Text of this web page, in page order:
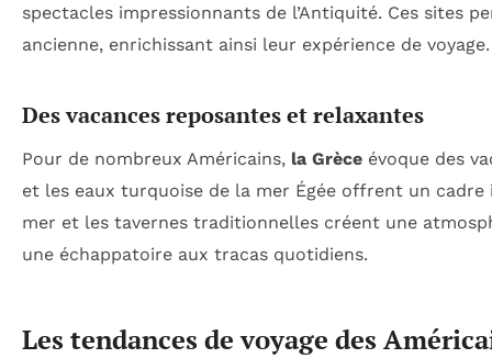
spectacles impressionnants de l’Antiquité. Ces sites
ancienne, enrichissant ainsi leur expérience de voyage.
Des vacances reposantes et relaxantes
Pour de nombreux Américains, la Grèce évoque des
et les eaux turquoise de la mer Égée offrent un
mer et les tavernes traditionnelles créent une
une échappatoire aux tracas quotidiens.
Les tendances de voyage des